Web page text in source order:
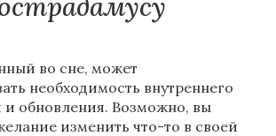
во сне, может
необходимость внутреннего
и обновления. Возможно, вы
изменить что-то в своей